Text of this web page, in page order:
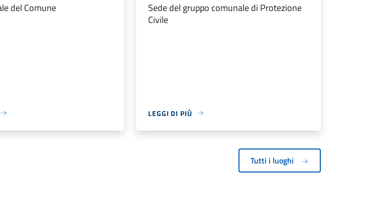
del Comune
Sede del gruppo comunale di Protezione
Civile
LEGGI DI PIÙ
Tutti i luoghi